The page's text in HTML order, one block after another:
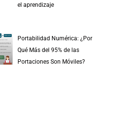
el aprendizaje
Portabilidad Numérica: ¿Por
Qué Más del 95% de las
Portaciones Son Móviles?